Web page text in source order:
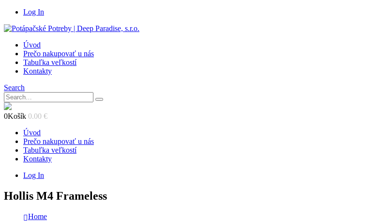
Log In
Úvod
Prečo nakupovať u nás
Tabuľka veľkostí
Kontakty
Search
0Košík 0.00 €
Úvod
Prečo nakupovať u nás
Tabuľka veľkostí
Kontakty
Log In
Hollis M4 Frameless
Home